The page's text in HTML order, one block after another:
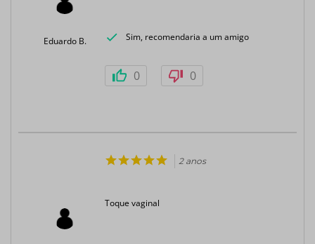
Eduardo B. Sim, recomendaria a um amigo
0 0
2 anos
Toque vaginal